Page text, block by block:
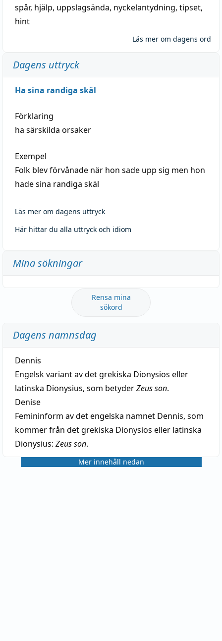
spår, hjälp, uppslagsända, nyckelantydning, tipset,
hint
Läs mer om dagens ord
Dagens uttryck
Ha sina randiga skäl
Förklaring
ha särskilda orsaker
Exempel
Folk blev förvånade när hon sade upp sig men hon
hade sina randiga skäl
Läs mer om dagens uttryck
Här hittar du alla uttryck och idiom
Mina sökningar
Rensa mina
sökord
Dagens namnsdag
Dennis
Engelsk variant av det grekiska Dionysios eller
latinska Dionysius, som betyderZeus son.
Denise
Femininform av det engelska namnet Dennis, som
kommer från det grekiska Dionysios eller latinska
Dionysius: Zeus son.
Mer innehåll nedan